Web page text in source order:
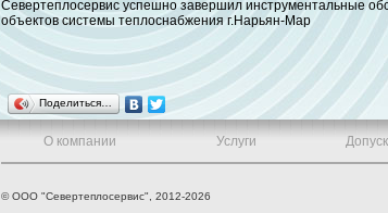
Севертеплосервис успешно завершил инструментальные
объектов системы теплоснабжения г.Нарьян-Мар
Поделиться…
О компании Услуги
© ООО "Севертеплосервис", 2012-2026